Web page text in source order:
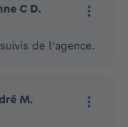
C D.
de l'agence.
M.